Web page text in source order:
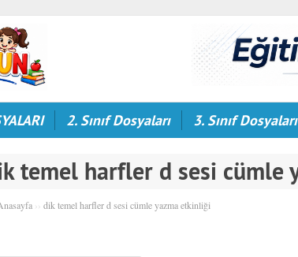
2. Sınıf Dosyaları 3. Sınıf Dosyaları
temel harfler d sesi cümle
››dik temel harfler d sesi cümle yazma etkinliği